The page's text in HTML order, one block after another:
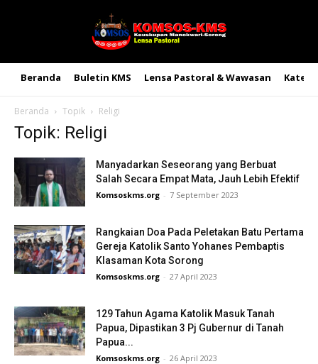
Beranda Buletin KMS Lensa Pastoral & Wawasan
Beranda Topik Religi
Topik: Religi
Manyadarkan Seseorang yang Berbuat
Salah Secara Empat Mata, Jauh Lebih Efektif
Komsoskms.org - 7 September 2023
Rangkaian Doa Pada Peletakan Batu Pertama
Gereja Katolik Santo Yohanes Pembaptis
Klasaman Kota Sorong
Komsoskms.org - 27 April 2023
129 Tahun Agama Katolik Masuk Tanah
Papua, Dipastikan 3 Pj Gubernur di Tanah
Papua...
Komsoskms.org - 26 April 2023